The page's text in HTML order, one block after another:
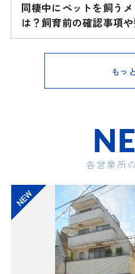
ッドを搭載し
集が開始され
ヘーベルメゾ
なります...
２０２５年８月９日～２０２５年
休業期間中にお問い合わせいた
月１６日より順次ご対応させてい
ご迷惑をお掛けいたしますが、
ます。
新築高級賃貸
★★★新築高級
同棲中にペットを飼う
は？飼育前の確認事項や
説！
もっ
各営業所
NEW